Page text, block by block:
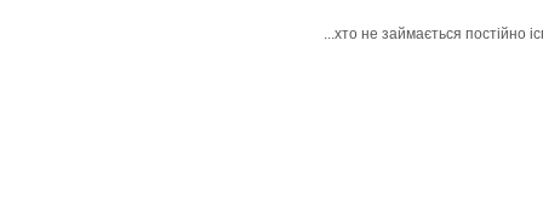
...хто не займається постійно